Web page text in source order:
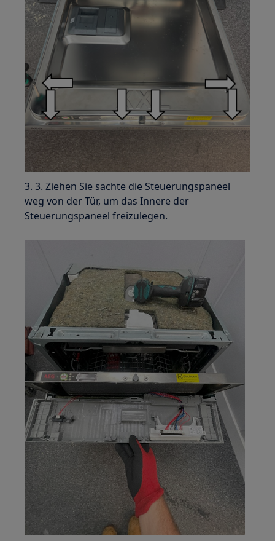
3. 3. Ziehen Sie sachte die Steuerungspaneel
weg von der Tür, um das Innere der
Steuerungspaneel freizulegen.